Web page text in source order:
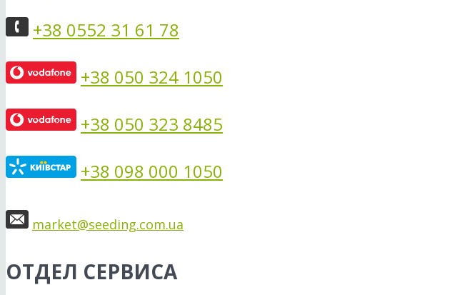
+38 0552 31 61 78
+38 050 324 1050
+38 050 323 8485
+38 098 000 1050
market@seeding.com.ua
ОТДЕЛ СЕРВИСА